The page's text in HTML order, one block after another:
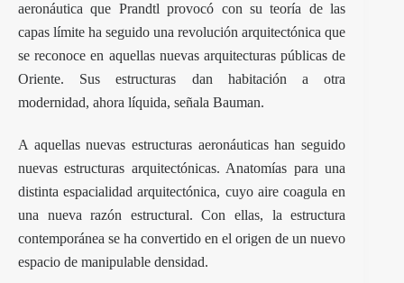
aeronáutica que Prandtl provocó con su teoría de las
capas límite ha seguido una revolución arquitectónica que
se reconoce en aquellas nuevas arquitecturas públicas de
Oriente. Sus estructuras dan habitación a otra
modernidad, ahora líquida, señala Bauman.
A aquellas nuevas estructuras aeronáuticas han seguido
nuevas estructuras arquitectónicas. Anatomías para una
distinta espacialidad arquitectónica, cuyo aire coagula en
una nueva razón estructural. Con ellas, la estructura
contemporánea se ha convertido en el origen de un nuevo
espacio de manipulable densidad.